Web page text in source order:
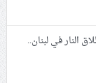
النار في لبنان..